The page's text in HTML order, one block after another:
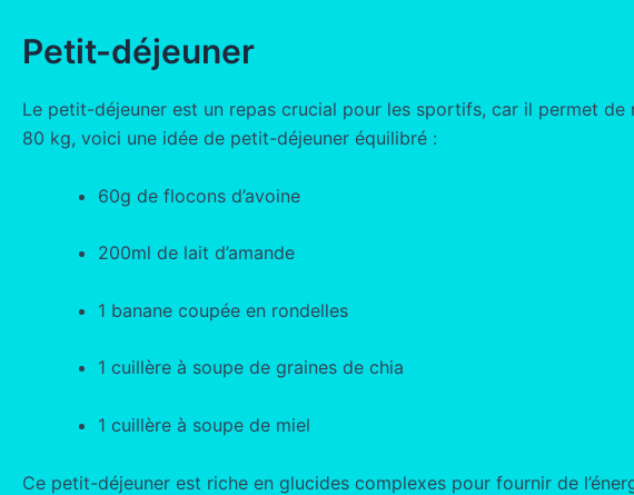
Petit-déjeuner
Le petit-déjeuner est un repas crucial pour les sportifs, car il permet
80 kg, voici une idée de petit-déjeuner équilibré :
60g de flocons d’avoine
200ml de lait d’amande
1 banane coupée en rondelles
1 cuillère à soupe de graines de chia
1 cuillère à soupe de miel
Ce petit-déjeuner est riche en glucides complexes pour fournir de